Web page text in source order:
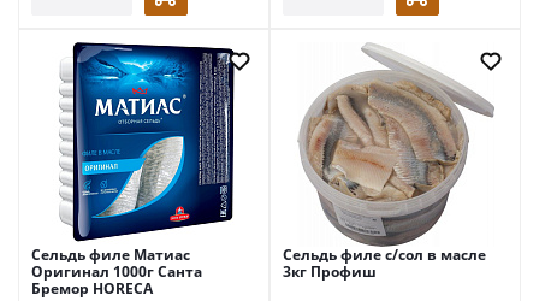
Сельдь филе Матиас
Оригинал 1000г Санта
Бремор HORECA
Сельдь филе с/сол в масле
3кг Профиш